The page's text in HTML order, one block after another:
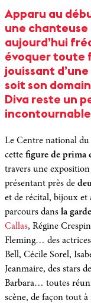
Apparu au
une chanteuse
aujourd’hui
évoquer toute
jouissant
soit son
Diva reste un
incontournable
Le Centre national du
cette figure de prima
travers une
présentant près de
et de récital, bijoux et
parcours dans la
Callas, Régine
Fleming… des
Bell, Cécile Sorel,
Jeanmaire, des stars
Barbara… toutes
scène, de façon tout